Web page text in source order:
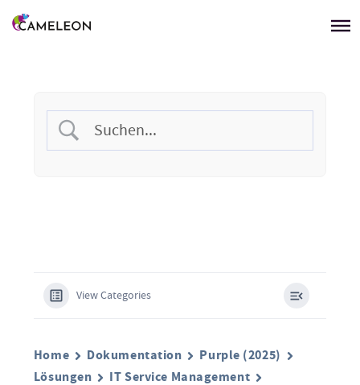
View Categories
Home Dokumentation
Purple (2025)
Lösungen
IT Service Management